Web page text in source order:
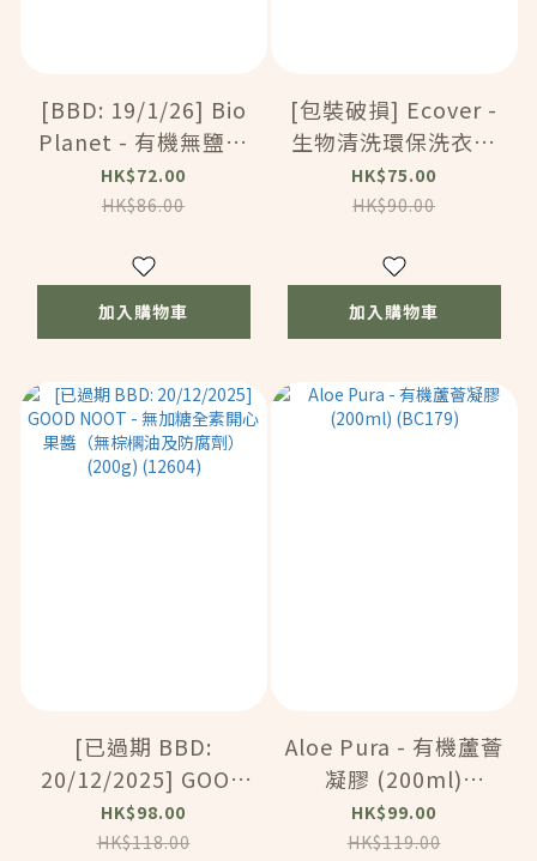
[BBD: 19/1/26] Bio
Planet - 有機無鹽生
機深綠南瓜籽 (350g)
(59903)
HK$72.00
HK$86.00
加入購物車
[包裝破損] Ecover -
生物清洗環保洗衣粉
(桉樹和薰衣草味)
(750g)(HC318)
HK$75.00
HK$90.00
加入購物車
[已過期 BBD:
20/12/2025] GOOD
NOOT - 無加糖全素開
心果醬（無棕櫊油及防
HK$98.00
HK$118.00
Aloe Pura - 有機蘆薈
凝膠 (200ml)
(BC179)
HK$99.00
HK$119.00